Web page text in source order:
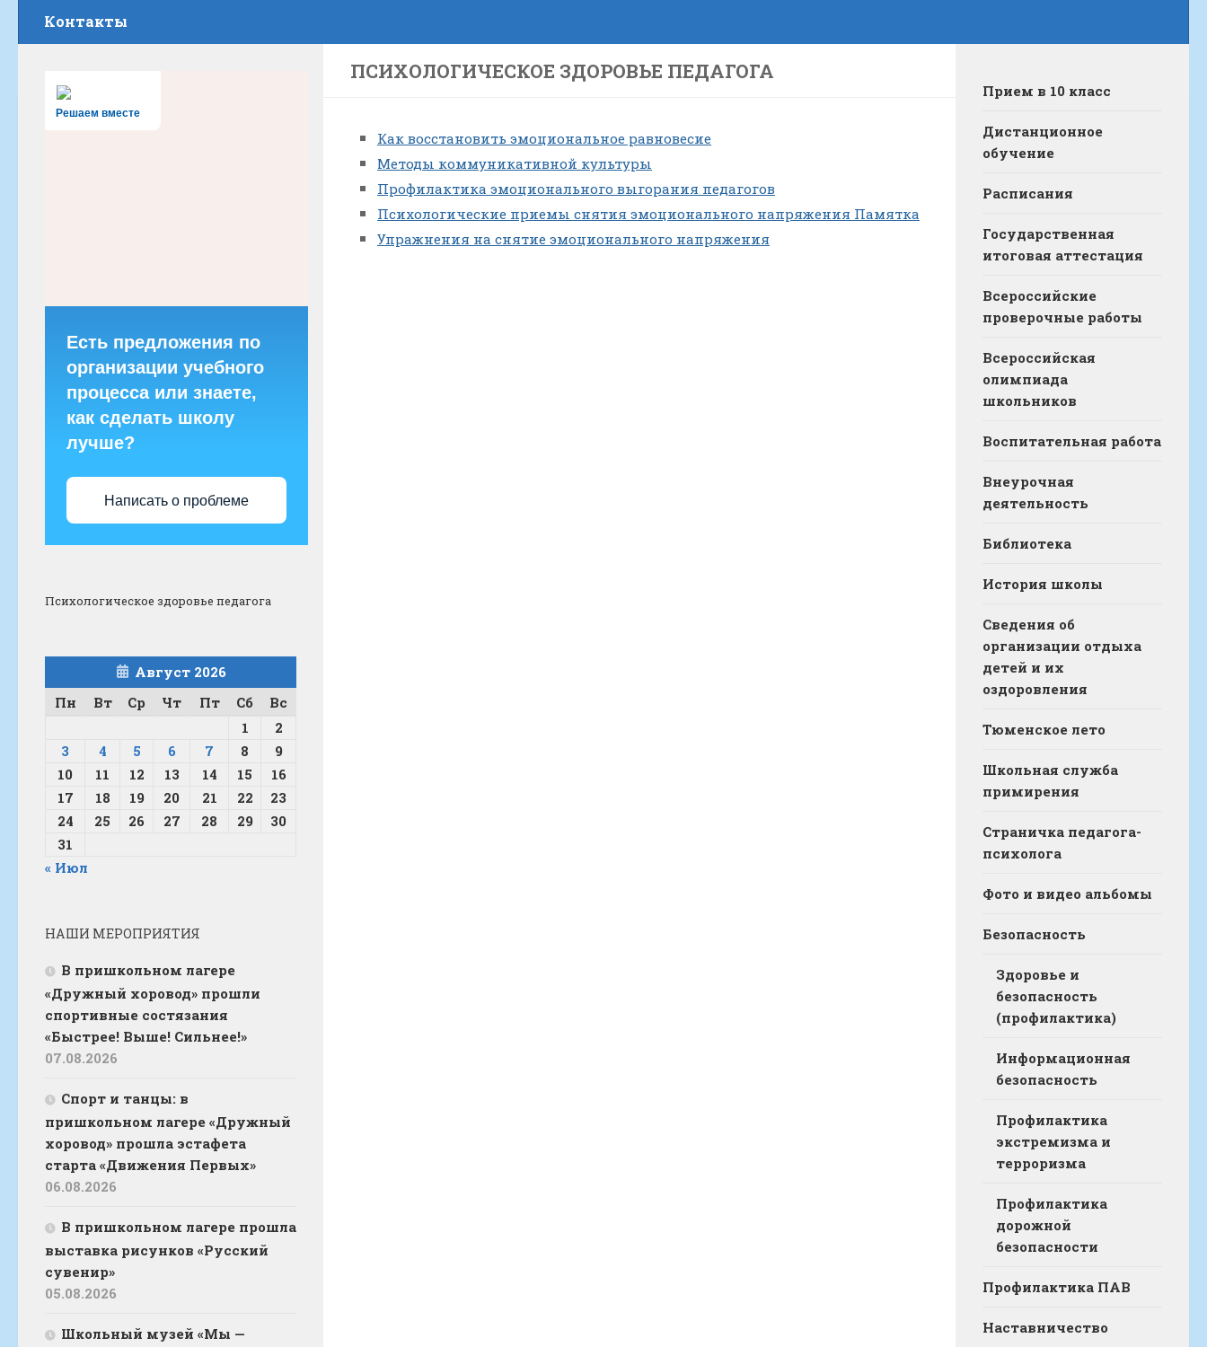
Контакты
ПСИХОЛОГИЧЕСКОЕ ЗДОРОВЬЕ ПЕДАГОГА
Как восстановить эмоциональное равновесие
Методы коммуникативной культуры
Профилактика эмоционального выгорания педагогов
Психологические приемы снятия эмоционального напряжения Памятка
Упражнения на снятие эмоционального напряжения
Решаем вместе
Есть предложения по
организации учебного
процесса или знаете,
как сделать школу
лучше?
Написать о проблеме
Психологическое здоровье педагога
Август 2026
Пн
Вт Ср Чт Пт Сб
Вс
1
2
3
4 5 6 7 8
9
10
11 12 13 14 15
16
17
18 19 20 21 22
23
24
25 26 27 28 29
30
31
« Июл
НАШИ МЕРОПРИЯТИЯ
В пришкольном лагере
«Дружный хоровод» прошли
спортивные состязания
«Быстрее! Выше! Сильнее!»
07.08.2026
Спорт и танцы: в
пришкольном лагере «Дружный
хоровод» прошла эстафета
старта «Движения Первых»
06.08.2026
В пришкольном лагере прошла
выставка рисунков «Русский
сувенир»
05.08.2026
Школьный музей «Мы —
Прием в 10 класс
Дистанционное
обучение
Расписания
Государственная
итоговая аттестация
Всероссийские
проверочные работы
Всероссийская
олимпиада
школьников
Воспитательная работа
Внеурочная
деятельность
Библиотека
История школы
Сведения об
организации отдыха
детей и их
оздоровления
Тюменское лето
Школьная служба
примирения
Страничка педагога-
психолога
Фото и видео альбомы
Безопасность
Здоровье и
безопасность
(профилактика)
Информационная
безопасность
Профилактика
экстремизма и
терроризма
Профилактика
дорожной
безопасности
Профилактика ПАВ
Наставничество